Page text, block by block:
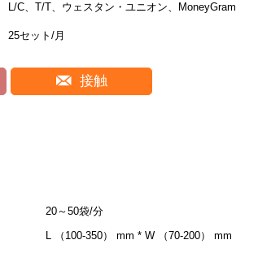
L/C、T/T、ウェスタン・ユニオン、MoneyGram
25セット/月
接触
20～50袋/分
L （100-350） mm * W （70-200） mm